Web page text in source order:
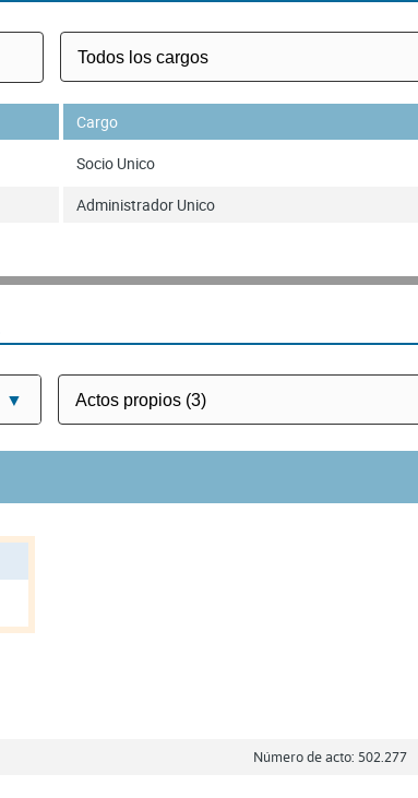
Cargo
Socio Unico
Administrador Unico
Número de acto: 502.277